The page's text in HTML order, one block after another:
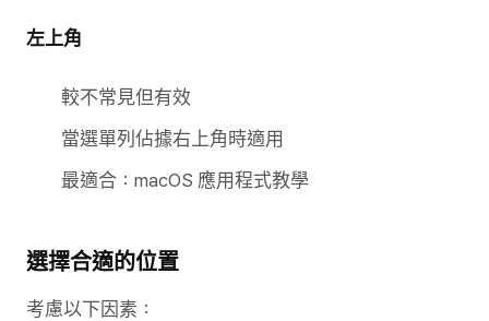
左上角
較不常見但有效
當選單列佔據右上角時適用
最適合：macOS 應用程式教學
選擇合適的位置
考慮以下因素：